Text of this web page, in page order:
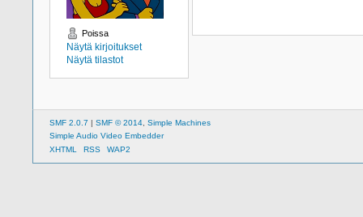
Poissa
Näytä kirjoitukset
Näytä tilastot
SMF 2.0.7 | SMF © 2014 Simple Machines
Simple Audio Video Embedder
XHTML
RSS WAP2